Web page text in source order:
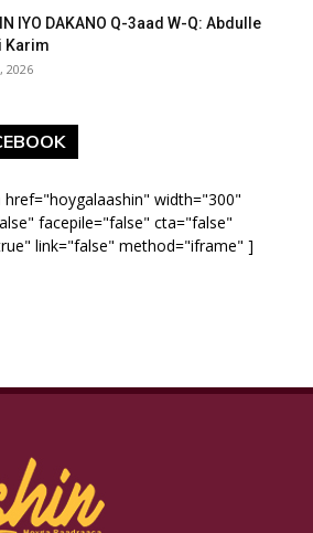
IYO DAKANO Q-3aad W-Q: Abdulle
Karim
2026
width="300"
facepile="false" cta="false"
link="false" method="iframe" ]